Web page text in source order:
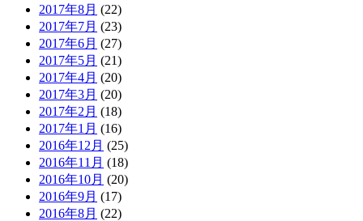
2017年8月 (22)
2017年7月 (23)
2017年6月 (27)
2017年5月 (21)
2017年4月 (20)
2017年3月 (20)
2017年2月 (18)
2017年1月 (16)
2016年12月 (25)
2016年11月 (18)
2016年10月 (20)
2016年9月 (17)
2016年8月 (22)